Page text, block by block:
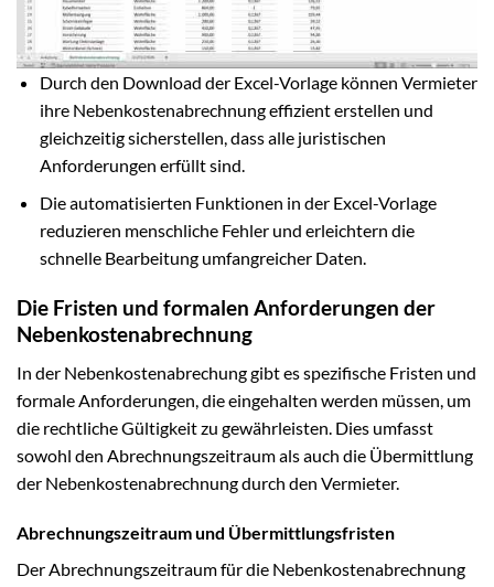
Durch den Download der Excel-Vorlage können Vermieter
ihre Nebenkostenabrechnung effizient erstellen und
gleichzeitig sicherstellen, dass alle juristischen
Anforderungen erfüllt sind.
Die automatisierten Funktionen in der Excel-Vorlage
reduzieren menschliche Fehler und erleichtern die
schnelle Bearbeitung umfangreicher Daten.
Die Fristen und formalen Anforderungen der
Nebenkostenabrechnung
In der Nebenkostenabrechung gibt es spezifische Fristen und
formale Anforderungen, die eingehalten werden müssen, um
die rechtliche Gültigkeit zu gewährleisten. Dies umfasst
sowohl den Abrechnungszeitraum als auch die Übermittlung
der Nebenkostenabrechnung durch den Vermieter.
Abrechnungszeitraum und Übermittlungsfristen
Der Abrechnungszeitraum für die Nebenkostenabrechnung